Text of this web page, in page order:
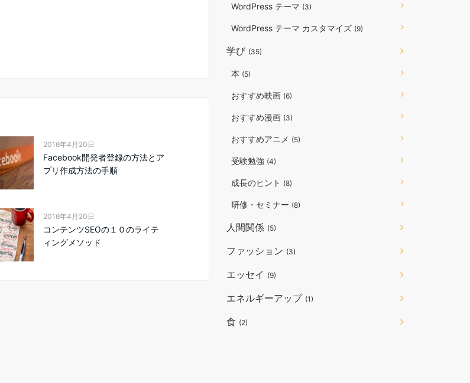
2016年4月20日
Facebook開発者登録の方法とア
プリ作成方法の手順
2016年4月20日
コンテンツSEOの１０のライテ
ィングメソッド
WordPress テーマ (3)
WordPress テーマ カスタマイズ (9)
学び (35)
本 (5)
おすすめ映画 (6)
おすすめ漫画 (3)
おすすめアニメ (5)
受験勉強 (4)
成長のヒント (8)
研修・セミナー (8)
人間関係 (5)
ファッション (3)
エッセイ (9)
エネルギーアップ (1)
食 (2)